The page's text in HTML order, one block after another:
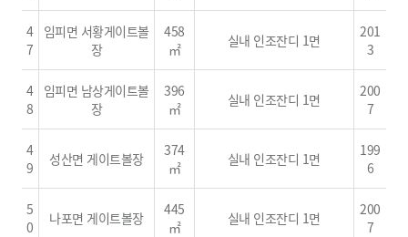
4
7
임피면 서황게이트볼
장
458
㎡
실내 인조잔디 1면
201
3
4
8
임피면 남상게이트볼
장
396
㎡
실내 인조잔디 1면
200
7
4
9
성산면 게이트볼장
374
㎡
실내 인조잔디 1면
199
6
5
0
나포면 게이트볼장
445
㎡
실내 인조잔디 1면
200
7